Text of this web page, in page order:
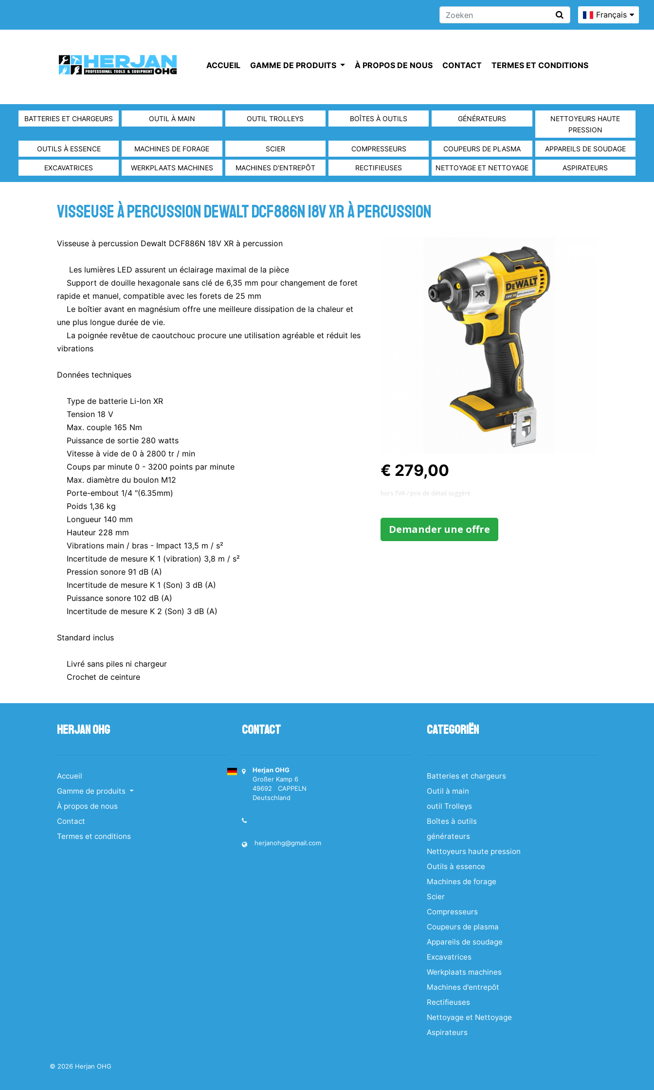
Français
ACCUEIL GAMME DE PRODUITS À PROPOS DE NOUS CONTACT TERMES ET CONDITIONS
BATTERIES ET CHARGEURS OUTIL À MAIN OUTIL TROLLEYS BOÎTES À OUTILS GÉNÉRATEURS
NETTOYEURS HAUTE
PRESSION
OUTILS À ESSENCE MACHINES DE FORAGE SCIER COMPRESSEURS COUPEURS DE PLASMA APPAREILS DE SOUDAGE
EXCAVATRICES WERKPLAATS MACHINES MACHINES D'ENTREPÔT RECTIFIEUSES NETTOYAGE ET NETTOYAGE ASPIRATEURS
Visseuse à percussion Dewalt DCF886N 18V XR à percussion
€ 279,00
hors TVA / prix ​​de détail suggéré
Demander une offre
Visseuse à percussion Dewalt DCF886N 18V XR à percussion
Les lumières LED assurent un éclairage maximal de la pièce
Support de douille hexagonale sans clé de 6,35 mm pour changement de foret
rapide et manuel, compatible avec les forets de 25 mm
Le boîtier avant en magnésium offre une meilleure dissipation de la chaleur et
une plus longue durée de vie.
La poignée revêtue de caoutchouc procure une utilisation agréable et réduit les
vibrations
Données techniques
Type de batterie Li-Ion XR
Tension 18 V
Max. couple 165 Nm
Puissance de sortie 280 watts
Vitesse à vide de 0 à 2800 tr / min
Coups par minute 0 - 3200 points par minute
Max. diamètre du boulon M12
Porte-embout 1/4 "(6.35mm)
Poids 1,36 kg
Longueur 140 mm
Hauteur 228 mm
Vibrations main / bras - Impact 13,5 m / s²
Incertitude de mesure K 1 (vibration) 3,8 m / s²
Pression sonore 91 dB (A)
Incertitude de mesure K 1 (Son) 3 dB (A)
Puissance sonore 102 dB (A)
Incertitude de mesure K 2 (Son) 3 dB (A)
Standard inclus
Livré sans piles ni chargeur
Crochet de ceinture
Herjan OHG
Accueil
Gamme de produits
À propos de nous
Contact
Termes et conditions
Contact
Herjan OHG
Großer Kamp 6
49692 CAPPELN
Deutschland
herjanohg@gmail.com
Categoriën
Batteries et chargeurs
Outil à main
outil Trolleys
Boîtes à outils
générateurs
Nettoyeurs haute pression
Outils à essence
Machines de forage
Scier
Compresseurs
Coupeurs de plasma
Appareils de soudage
Excavatrices
Werkplaats machines
Machines d'entrepôt
Rectifieuses
Nettoyage et Nettoyage
Aspirateurs
© 2026 Herjan OHG